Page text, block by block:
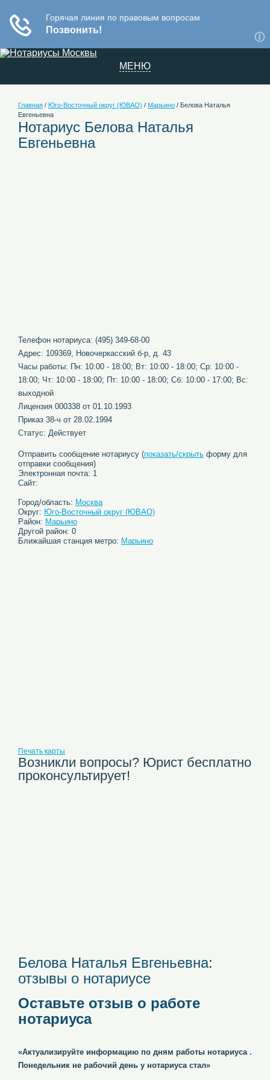
МЕНЮ
Главная / Юго-Восточный округ (ЮВАО) / Марьино / Белова Наталья
Евгеньевна
Нотариус Белова Наталья
Евгеньевна
Телефон нотариуса: (495) 349-68-00
Адрес: 109369, Новочеркасский б-р, д. 43
Часы работы: Пн: 10:00 - 18:00; Вт: 10:00 - 18:00; Ср: 10:00 -
18:00; Чт: 10:00 - 18:00; Пт: 10:00 - 18:00; Сб: 10:00 - 17:00; Вс:
выходной
Лицензия 000338 от 01.10.1993
Приказ 38-ч от 28.02.1994
Статус: Действует
Отправить сообщение нотариусу (показать/скрыть форму для
отправки сообщения)
Электронная почта: 1
Сайт:
Город/область: Москва
Округ: Юго-Восточный округ (ЮВАО)
Район: Марьино
Другой район: 0
Ближайшая станция метро: Марьино
Печать карты
Возникли вопросы? Юрист бесплатно
проконсультирует!
Белова Наталья Евгеньевна:
отзывы о нотариусе
Оставьте отзыв о работе
нотариуса
«Актуализируйте информацию по дням работы нотариуса .
Понедельник не рабочий день у нотариуса стал»